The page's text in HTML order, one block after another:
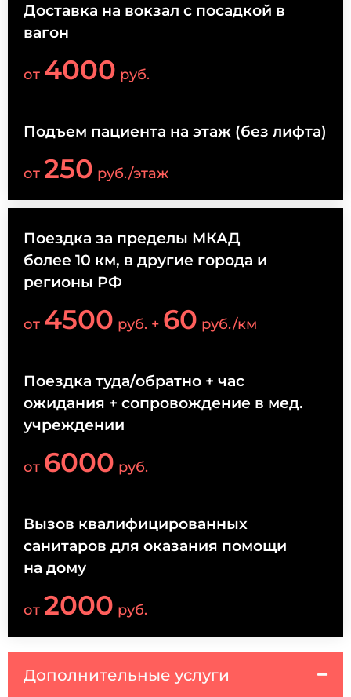
Доставка на вокзал с посадкой в
вагон
от 4000 руб.
Подъем пациента на этаж (без лифта)
от 250 руб./этаж
Поездка за пределы МКАД
более 10 км, в другие города и
регионы РФ
от 4500 руб. + 60 руб./км
Поездка туда/обратно + час
ожидания + сопровождение в мед.
учреждении
от 6000 руб.
Вызов квалифицированных
санитаров для оказания помощи
на дому
от 2000 руб.
Дополнительные услуги